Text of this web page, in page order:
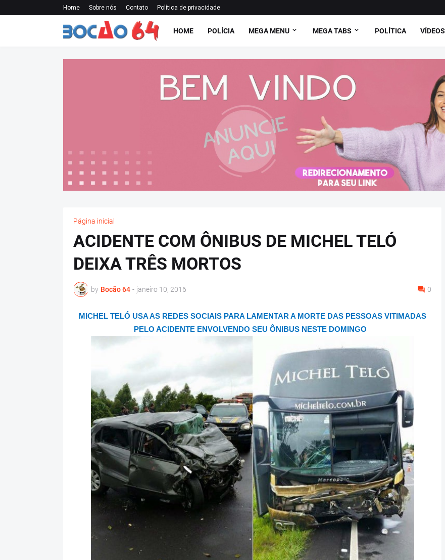
Home Sobre nós Contato Política de privacidade
HOME POLÍCIA MEGA MENU MEGA TABS POLÍTICA VÍDEOS
Página inicial
ACIDENTE COM ÔNIBUS DE MICHEL TELÓ
DEIXA TRÊS MORTOS
by Bocão 64 - janeiro 10, 2016 0
MICHEL TELÓ USA AS REDES SOCIAIS PARA LAMENTAR A MORTE DAS PESSOAS VITIMADAS
PELO ACIDENTE ENVOLVENDO SEU ÔNIBUS NESTE DOMINGO